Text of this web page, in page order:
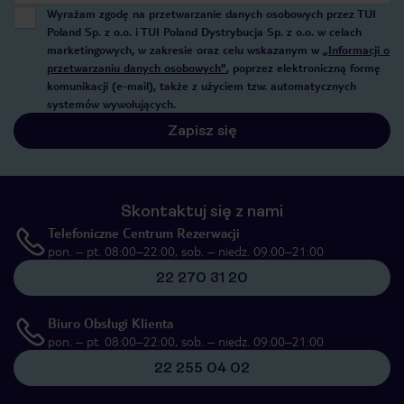
Wyrażam zgodę na przetwarzanie danych osobowych przez TUI
Poland Sp. z o.o. i TUI Poland Dystrybucja Sp. z o.o. w celach
marketingowych, w zakresie oraz celu wskazanym w „Informacji o
przetwarzaniu danych osobowych”, poprzez elektroniczną formę
komunikacji (e-mail), także z użyciem tzw. automatycznych
systemów wywołujących.
Zapisz się
Skontaktuj się z nami
Telefoniczne Centrum Rezerwacji
pon. – pt. 08:00–22:00, sob. – niedz. 09:00–21:00
22 270 31 20
Biuro Obsługi Klienta
pon. – pt. 08:00–22:00, sob. – niedz. 09:00–21:00
22 255 04 02